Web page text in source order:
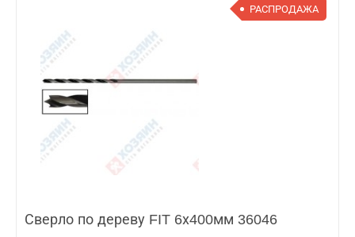
РАСПРОДАЖА
Сверло по дереву FIT 6х400мм 36046